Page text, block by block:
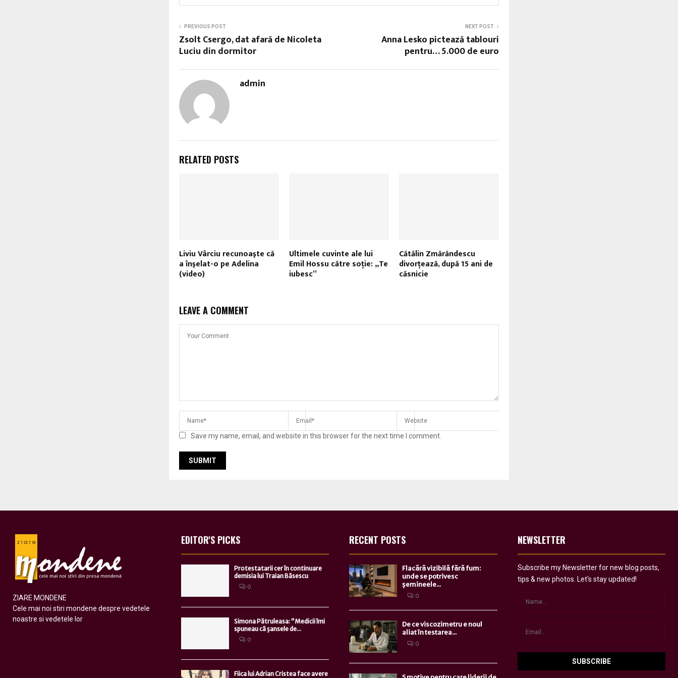
PREVIOUS POST
Zsolt Csergo, dat afară de Nicoleta
Luciu din dormitor
NEXT POST
Anna Lesko pictează tablouri
pentru… 5.000 de euro
admin
RELATED POSTS
Liviu Vârciu recunoaşte că
a înşelat-o pe Adelina
(video)
Ultimele cuvinte ale lui
Emil Hossu către soţie: „Te
iubesc”
Cătălin Zmărăndescu
divorţează, după 15 ani de
căsnicie
LEAVE A COMMENT
Save my name, email, and website in this browser for the next time I comment.
ZIARE MONDENE
Cele mai noi stiri mondene despre vedetele
noastre si vedetele lor
EDITOR'S PICKS
Protestatarii cer în continuare
demisia lui Traian Băsescu
0
Simona Pătruleasa: “Medicii îmi
spuneau că şansele de...
0
Fiica lui Adrian Cristea face avere
RECENT POSTS
Flacără vizibilă fără fum:
unde se potrivesc
șemineele...
0
De ce viscozimetru e noul
aliat în testarea...
0
NEWSLETTER
Subscribe my Newsletter for new blog posts,
tips & new photos. Let's stay updated!